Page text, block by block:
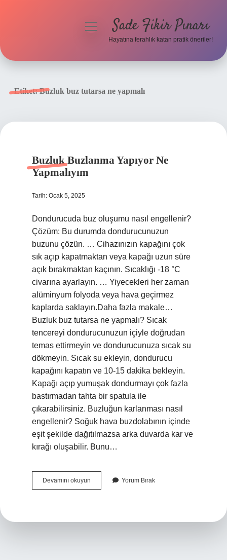
menüyüSade Fikir Pınarı
Hayatına ferahlık katan pratik öneriler!
Etiket:Buzluk buz tutarsa ne yapmalı
Buzluk Buzlanma Yapıyor Ne
Yapmalıyım
Tarih: Ocak 5, 2025
Dondurucuda buz oluşumu nasıl engellenir?
Çözüm: Bu durumda dondurucunuzun
buzunu çözün. … Cihazınızın kapağını çok
sık açıp kapatmaktan veya kapağı uzun süre
açık bırakmaktan kaçının. Sıcaklığı -18 °C
civarına ayarlayın. … Yiyecekleri her zaman
alüminyum folyoda veya hava geçirmez
kaplarda saklayın.Daha fazla makale…
Buzluk buz tutarsa ne yapmalı? Sıcak
tencereyi dondurucunuzun içiyle doğrudan
temas ettirmeyin ve dondurucunuza sıcak su
dökmeyin. Sıcak su ekleyin, dondurucu
kapağını kapatın ve 10-15 dakika bekleyin.
Kapağı açıp yumuşak dondurmayı çok fazla
bastırmadan tahta bir spatula ile
çıkarabilirsiniz. Buzluğun karlanması nasıl
engellenir? Soğuk hava buzdolabının içinde
eşit şekilde dağıtılmazsa arka duvarda kar ve
kırağı oluşabilir. Bunu…
Devamını okuyun
Buzlanma
Yorum Bırak